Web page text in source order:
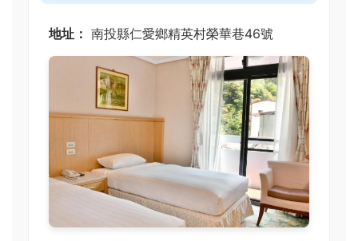
地址： 南投縣仁愛鄉精英村榮華巷46號